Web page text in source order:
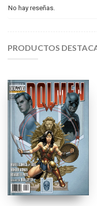
No hay reseñas.
PRODUCTOS